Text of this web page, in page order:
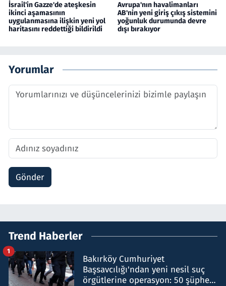
İsrail'in Gazze'de ateşkesin
ikinci aşamasının
uygulanmasına ilişkin yeni yol
haritasını reddettiği bildirildi
Avrupa'nın havalimanları
AB'nin yeni giriş çıkış sistemini
yoğunluk durumunda devre
dışı bırakıyor
Yorumlar
Gönder
Trend Haberler
Bakırköy Cumhuriyet
Başsavcılığı'ndan yeni nesil suç
örgütlerine operasyon: 50 şüpheli
1